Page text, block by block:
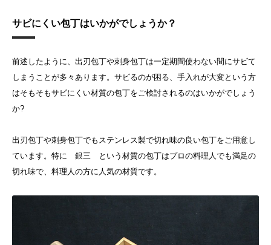
サビにくい包丁はいかがでしょうか？
前述したように、出刃包丁や刺身包丁は一定期間使わない間にサビて
しまうことが多々あります。サビるのが困る、手入れが大変という方
はそもそもサビにくい材質の包丁をご検討されるのはいかがでしょう
か?
出刃包丁や刺身包丁でもステンレス製で切れ味の良い包丁をご用意し
ています。特に 銀三 という材質の包丁はプロの料理人でも満足の
切れ味で、料理人の方に人気の材質です。